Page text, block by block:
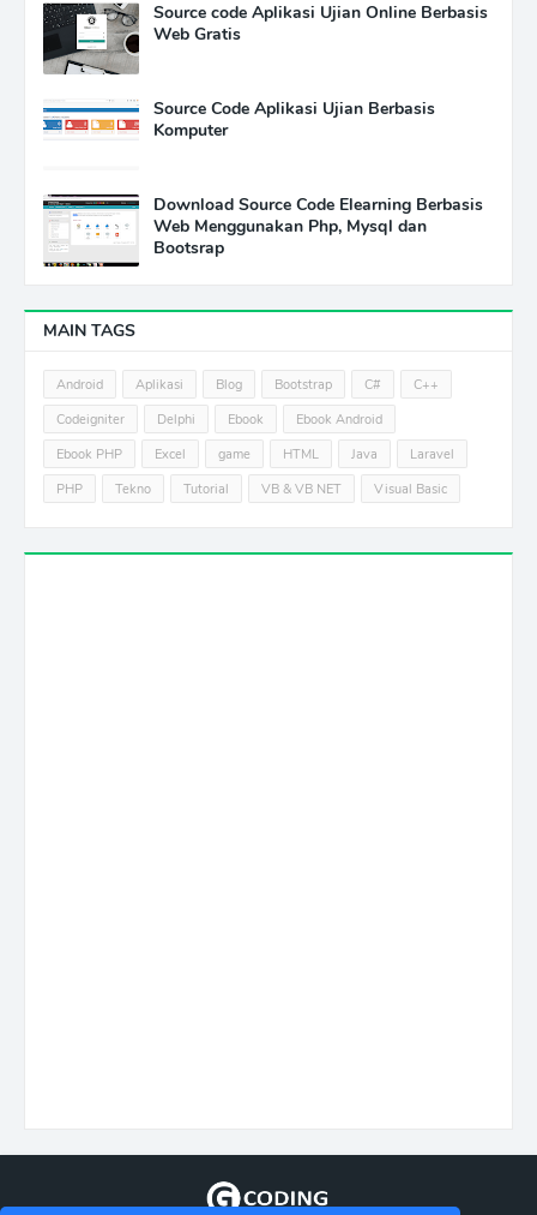
Source code Aplikasi Ujian Online Berbasis
Web Gratis
Source Code Aplikasi Ujian Berbasis
Komputer
Download Source Code Elearning Berbasis
Web Menggunakan Php, Mysql dan
Bootsrap
MAIN TAGS
Android Aplikasi Blog Bootstrap C#
C++
Codeigniter
Delphi Ebook
Ebook Android
Ebook PHP
Excel game HTML Java
Laravel
PHP
Tekno Tutorial VB & VB NET Visual Basic